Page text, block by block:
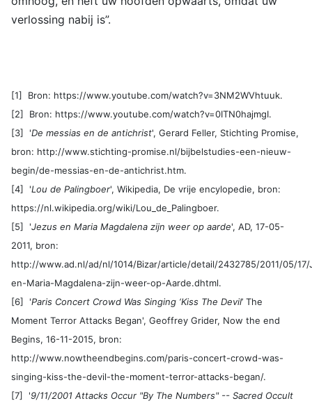
verlossing nabij is”.
[1] Bron: https://www.youtube.com/watch?v=3NM2WVhtuuk.
[2] Bron: https://www.youtube.com/watch?v=0ITN0hajmgI.
[3] 'De messias en de antichrist', Gerard Feller, Stichting Promise,
bron: http://www.stichting-promise.nl/bijbelstudies-een-nieuw-
begin/de-messias-en-de-antichrist.htm.
[4] 'Lou de Palingboer', Wikipedia, De vrije encylopedie, bron:
https://nl.wikipedia.org/wiki/Lou_de_Palingboer.
[5] 'Jezus en Maria Magdalena zijn weer op aarde', AD, 17-05-
2011, bron:
http://www.ad.nl/ad/nl/1014/Bizar/article/detail/2432785/2011/05/
en-Maria-Magdalena-zijn-weer-op-Aarde.dhtml.
[6] 'Paris Concert Crowd Was Singing ‘Kiss The Devil’ The
Moment Terror Attacks Began', Geoffrey Grider, Now the end
Begins, 16-11-2015, bron:
http://www.nowtheendbegins.com/paris-concert-crowd-was-
singing-kiss-the-devil-the-moment-terror-attacks-began/.
[7] '9/11/2001 Attacks Occur "By The Numbers" -- Sacred Occult